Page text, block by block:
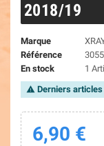
2018/19
Marque
Référence
En stock
1
warning Derniers
6,90 €